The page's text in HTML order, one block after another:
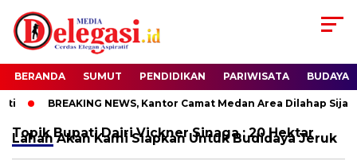
BERANDA SUMUT PENDIDIKAN PARIWISATA BUDAYA
BREAKING NEWS, Kantor Camat Medan Area Dilahap
Topik Bupati Dairi Vickner Sinaga : 20 Hektar
Lahan Akan Kami Siapkan Untuk Budidaya Jeruk